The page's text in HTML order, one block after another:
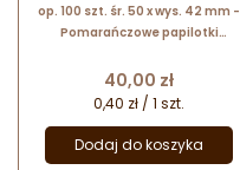
op. 100 szt. śr. 50 x wys. 42 mm -
Pomarańczowe papilotki
pieczenia babeczek
Cena
40,00 zł
0,40 zł / 1 szt.
Dodaj do koszyka